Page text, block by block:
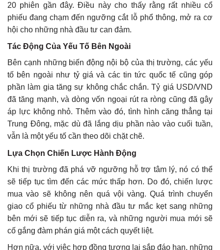
20 phiên gần đây. Điều này cho thấy rằng rất nhiều cổ
phiếu đang chạm đến ngưỡng cắt lỗ phổ thông, mở ra cơ
hội cho những nhà đầu tư can đảm.
Tác Động Của Yếu Tố Bên Ngoài
Bên cạnh những biến động nội bộ của thị trường, các yếu
tố bên ngoài như tỷ giá và các tin tức quốc tế cũng góp
phần làm gia tăng sự không chắc chắn. Tỷ giá USD/VND
đã tăng mạnh, và dòng vốn ngoại rút ra ròng cũng đã gây
áp lực không nhỏ. Thêm vào đó, tình hình căng thẳng tại
Trung Đông, mặc dù đã lắng dịu phần nào vào cuối tuần,
vẫn là một yếu tố cần theo dõi chặt chẽ.
Lựa Chọn Chiến Lược Hành Động
Khi thị trường đã phá vỡ ngưỡng hỗ trợ tâm lý, nó có thể
sẽ tiếp tục tìm đến các mức thấp hơn. Do đó, chiến lược
mua vào sẽ không nên quá vội vàng. Quá trình chuyển
giao cổ phiếu từ những nhà đầu tư mắc kẹt sang những
bên mới sẽ tiếp tục diễn ra, và những người mua mới sẽ
cố gắng đàm phán giá một cách quyết liệt.
Hơn nữa, với việc hợp đồng tương lai sắp đáo hạn, những